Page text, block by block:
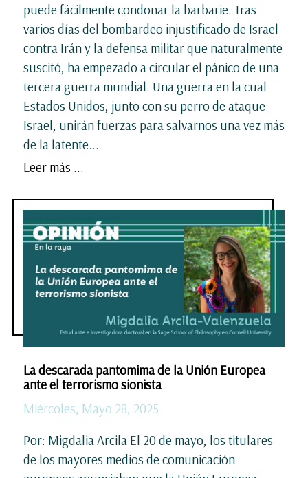
puede fácilmente condonar la barbarie. Tras
varios días del bombardeo injustificado de Israel
contra Irán y la defensa militar que naturalmente
suscitó, ha empezado a circular el pánico de una
tercera guerra mundial. Una guerra en la cual
Estados Unidos, junto con su perro de ataque
Israel, unirán fuerzas para salvarnos una vez más
de la latente...
Leer más ...
La descarada pantomima de la Unión Europea
ante el terrorismo sionista
Miércoles, Mayo 28, 2025
Por: Migdalia Arcila El 20 de mayo, los titulares
de los mayores medios de comunicación